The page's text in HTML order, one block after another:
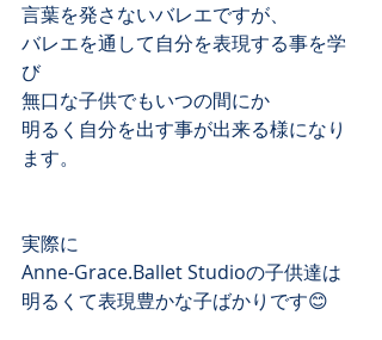
言葉を発さないバレエですが、﻿
バレエを通して自分を表現する事を学
び﻿
無口な子供でもいつの間にか﻿
明るく自分を出す事が出来る様になり
ます。﻿
実際に﻿
Anne-Grace.Ballet Studioの子供達は﻿
明るくて表現豊かな子ばかりです😊﻿